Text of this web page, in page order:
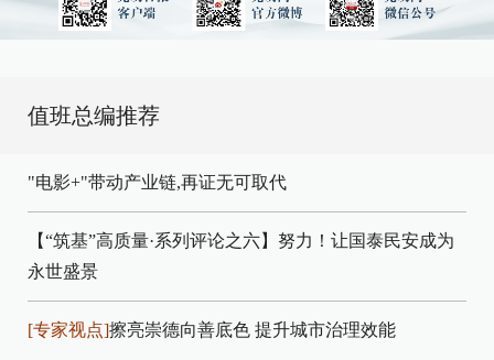
值班总编推荐
"电影+"带动产业链,再证无可取代
【“筑基”高质量·系列评论之六】努力！让国泰民安成为
永世盛景
[专家视点]擦亮崇德向善底色 提升城市治理效能